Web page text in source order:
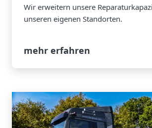
Wir erweitern unsere
unseren eigenen Standorten.
mehr erfahren